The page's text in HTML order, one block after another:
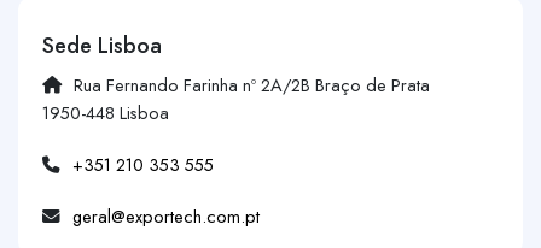
Sede Lisboa
Rua Fernando Farinha nº 2A/2B Braço de Prata
1950-448 Lisboa
+351 210 353 555
geral@exportech.com.pt